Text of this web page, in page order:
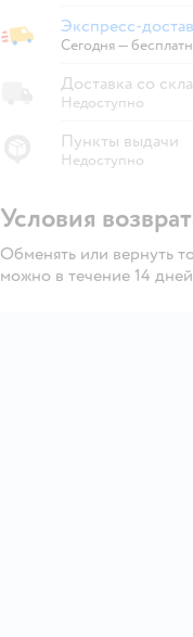
Экспресс-доставка из магазина
Экспресс-
Сегодня—
Доставка со
Недоступно
Пункты выдачи
Недоступно
Условия
Обменять или вернуть
можно в течение 14